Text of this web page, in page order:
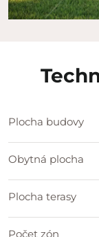
Plocha budovy
Obytná plocha
Plocha terasy
Počet zón